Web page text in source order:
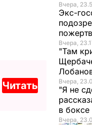
Читать
Вчера,
Экс-
Вчера,
"Там
Вчера,
"Я не
в боксе
Вчера,